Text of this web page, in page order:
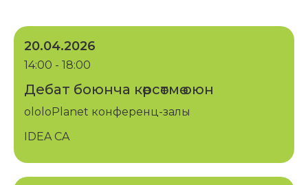
20.04.2026
14:00 - 18:00
Дебат боюнча көрсөтмө оюн
ololoPlanet конференц-залы
IDEA CA